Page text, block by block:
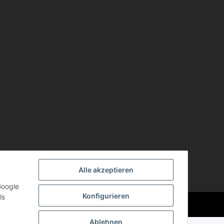
Powered byJTL-Shop
Alle akzeptieren
Konfigurieren
Ablehnen